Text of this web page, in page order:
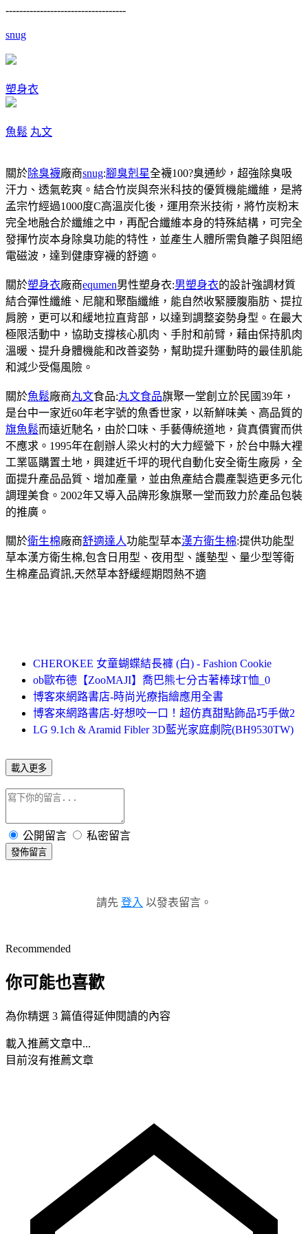
-----------------------------------
snug
塑身衣
魚鬆 丸文
關於除臭襪廠商snug:腳臭剋星全襪100?臭通紗，超強除臭吸
汗力、透氣乾爽。結合竹炭與奈米科技的優質機能纖維，是將
孟宗竹經過1000度C高溫炭化後，運用奈米技術，將竹炭粉末
完全地融合於纖維之中，再配合纖維本身的特殊結構，可完全
發揮竹炭本身除臭功能的特性，並產生人體所需負離子與阻絕
電磁波，達到健康穿襪的舒適。
關於塑身衣廠商equmen男性塑身衣:男塑身衣的設計強調材質
結合彈性纖維、尼龍和聚酯纖維，能自然收緊腰腹脂肪、提拉
肩膀，更可以和緩地拉直背部，以達到調整姿勢身型。在最大
極限活動中，協助支撐核心肌肉、手肘和前臂，藉由保持肌肉
溫暖、提升身體機能和改善姿勢，幫助提升運動時的最佳肌能
和減少受傷風險。
關於魚鬆廠商丸文食品:丸文食品旗聚一堂創立於民國39年，
是台中一家近60年老字號的魚香世家，以新鮮味美、高品質的
旗魚鬆而遠近馳名，由於口味、手藝傳統道地，貨真價實而供
不應求。1995年在創辦人梁火村的大力經營下，於台中縣大裡
工業區購置土地，興建近千坪的現代自動化安全衛生廠房，全
面提升產品品質、增加產量，並由魚產結合農產製造更多元化
調理美食。2002年又導入品牌形象旗聚一堂而致力於產品包裝
的推廣。
關於衛生棉廠商舒適達人功能型草本漢方衛生棉:提供功能型
草本漢方衛生棉,包含日用型、夜用型、護墊型、量少型等衛
生棉產品資訊,天然草本舒緩經期悶熱不適
CHEROKEE 女童蝴蝶結長褲 (白) - Fashion Cookie
ob歐布德【ZooMAJI】喬巴熊七分古著棒球T恤_0
博客來網路書店-時尚光療指繪應用全書
博客來網路書店-好想咬一口！超仿真甜點飾品巧手做2
LG 9.1ch & Aramid Fibler 3D藍光家庭劇院(BH9530TW)
載入更多
公開留言 私密留言
發佈留言
請先 登入 以發表留言。
Recommended
你可能也喜歡
為你精選 3 篇值得延伸閱讀的內容
載入推薦文章中...
目前沒有推薦文章